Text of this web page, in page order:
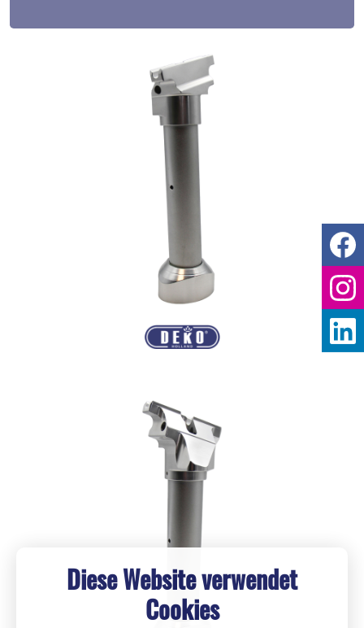
Diese Website verwendet
Cookies